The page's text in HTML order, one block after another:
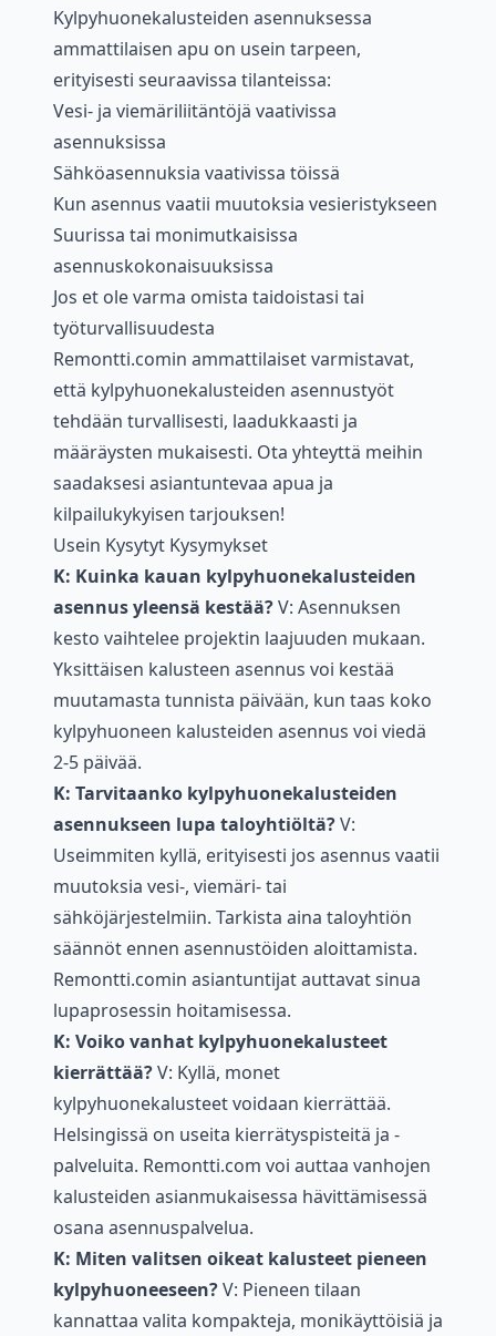
Kylpyhuonekalusteiden asennuksessa
ammattilaisen apu on usein tarpeen,
erityisesti seuraavissa tilanteissa:
Vesi- ja viemäriliitäntöjä vaativissa
asennuksissa
Sähköasennuksia vaativissa töissä
Kun asennus vaatii muutoksia vesieristykseen
Suurissa tai monimutkaisissa
asennuskokonaisuuksissa
Jos et ole varma omista taidoistasi tai
työturvallisuudesta
Remontti.comin ammattilaiset varmistavat,
että kylpyhuonekalusteiden asennustyöt
tehdään turvallisesti, laadukkaasti ja
määräysten mukaisesti. Ota yhteyttä meihin
saadaksesi asiantuntevaa apua ja
kilpailukykyisen tarjouksen!
Usein Kysytyt Kysymykset
K: Kuinka kauan kylpyhuonekalusteiden
asennus yleensä kestää?V: Asennuksen
kesto vaihtelee projektin laajuuden mukaan.
Yksittäisen kalusteen asennus voi kestää
muutamasta tunnista päivään, kun taas koko
kylpyhuoneen kalusteiden asennus voi viedä
2-5 päivää.
K: Tarvitaanko kylpyhuonekalusteiden
asennukseen lupa taloyhtiöltä?V:
Useimmiten kyllä, erityisesti jos asennus vaatii
muutoksia vesi-, viemäri- tai
sähköjärjestelmiin. Tarkista aina taloyhtiön
säännöt ennen asennustöiden aloittamista.
Remontti.comin asiantuntijat auttavat sinua
lupaprosessin hoitamisessa.
K: Voiko vanhat kylpyhuonekalusteet
kierrättää?V: Kyllä, monet
kylpyhuonekalusteet voidaan kierrättää.
Helsingissä on useita kierrätyspisteitä ja -
palveluita. Remontti.com voi auttaa vanhojen
kalusteiden asianmukaisessa hävittämisessä
osana asennuspalvelua.
K: Miten valitsen oikeat kalusteet pieneen
kylpyhuoneeseen?V: Pieneen tilaan
kannattaa valita kompakteja, monikäyttöisiä ja